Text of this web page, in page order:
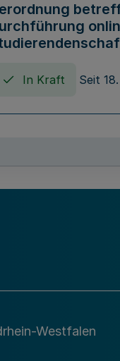
In Kraft Seit
über die
Westfalen